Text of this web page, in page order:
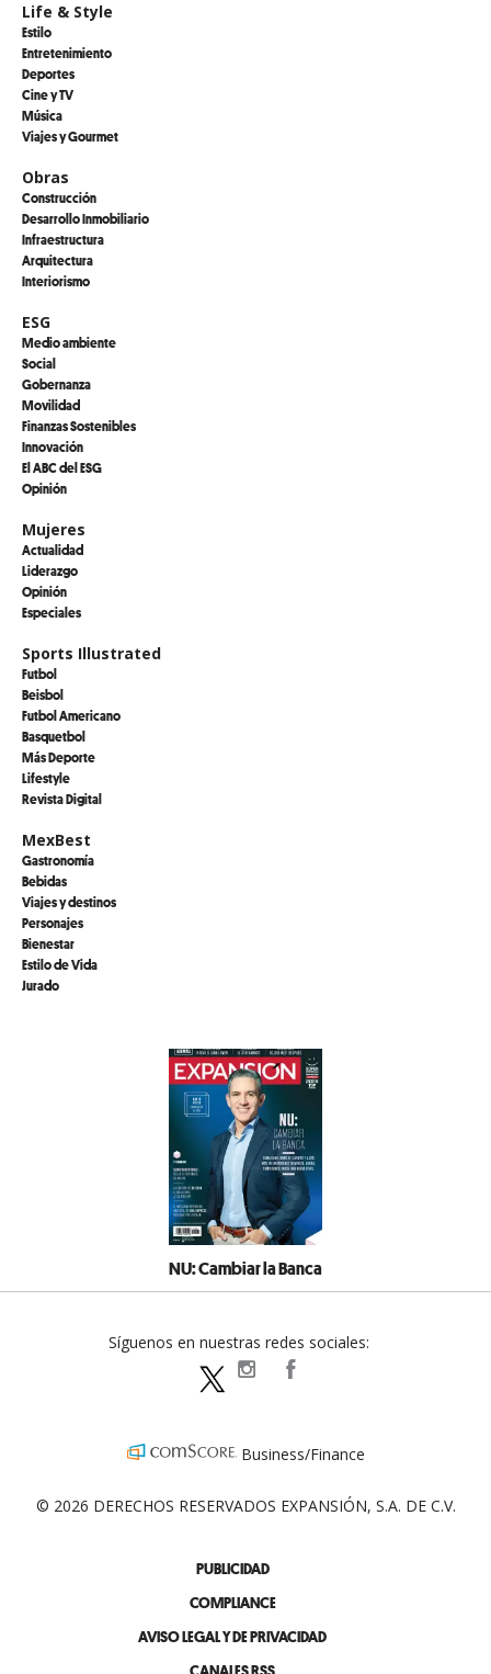
Life & Style
Estilo
Entretenimiento
Deportes
Cine y TV
Música
Viajes y Gourmet
Obras
Construcción
Desarrollo Inmobiliario
Infraestructura
Arquitectura
Interiorismo
ESG
Medio ambiente
Social
Gobernanza
Movilidad
Finanzas Sostenibles
Innovación
El ABC del ESG
Opinión
Mujeres
Actualidad
Liderazgo
Opinión
Especiales
Sports Illustrated
Futbol
Beisbol
Futbol Americano
Basquetbol
Más Deporte
Lifestyle
Revista Digital
MexBest
Gastronomía
Bebidas
Viajes y destinos
Personajes
Bienestar
Estilo de Vida
Jurado
NU: Cambiar la Banca
PUBLICIDAD
COMPLIANCE
AVISO LEGAL Y DE PRIVACIDAD
Síguenos en nuestras redes sociales:
expansionpolitica
Business/Finance
© 2026 DERECHOS RESERVADOS EXPANSIÓN, S.A. DE C.V.